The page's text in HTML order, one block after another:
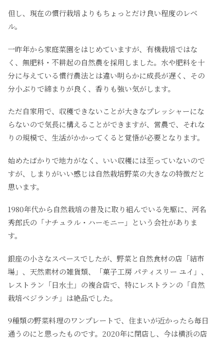
但し、現在の慣行栽培よりもちょっとだけ良い程度のレベ
ル。
一昨年から家庭菜園をはじめていますが、有機栽培ではな
く、無肥料・不耕起の自然農を採用しました。水や肥料を十
分に与えている慣行農法とは違い明らかに成長が遅く、その
分小ぶりで締まりが良く、香りも強い気がします。
ただ自家用で、収穫できないことが大きなプレッシャーにな
らないので気長に構えることができますが、営農で、それな
りの規模で、生活がかかってくると覚悟が必要となります。
始めたばかりで地力がなく、いい収穫には至っていないので
すが、しまりがいい感じは自然栽培野菜の大きなの特徴だと
思います。
1980年代から自然栽培の普及に取り組んでいる先駆に、河名
秀郎氏の「ナチュラル・ハーモニー」という会社がありま
す。
銀座の小さなスペースでしたが、野菜と自然食材の店「結市
場」、天然素材の雑貨類、「菓子工房 パティスリー ユイ」、
レストラン「日水土」の複合店で、特にレストランの「自然
栽培ベジランチ」は絶品でした。
9種類の野菜料理のワンプレートで、住まいが近かったら毎日
通うのにと思ったものです。2020年に閉店し、今は横浜の店